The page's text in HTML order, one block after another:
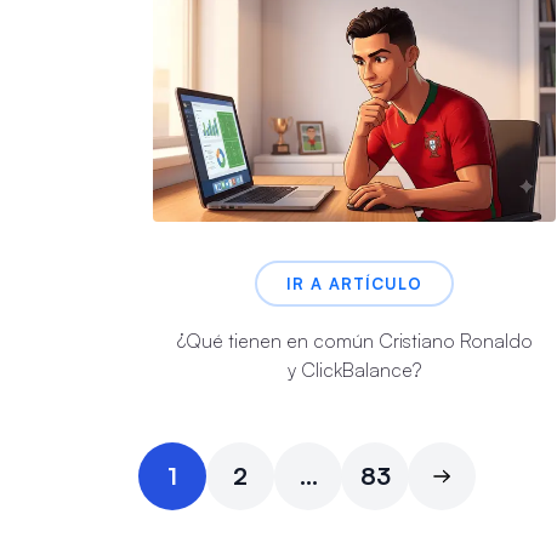
IR A ARTÍCULO
¿Qué tienen en común Cristiano Ronaldo
y ClickBalance?
1 2 ... 83